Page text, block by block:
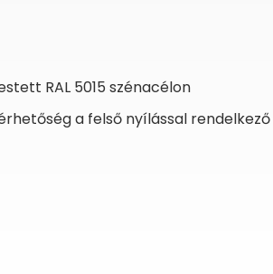
RAL 5015 szénacélon
a felső nyílással